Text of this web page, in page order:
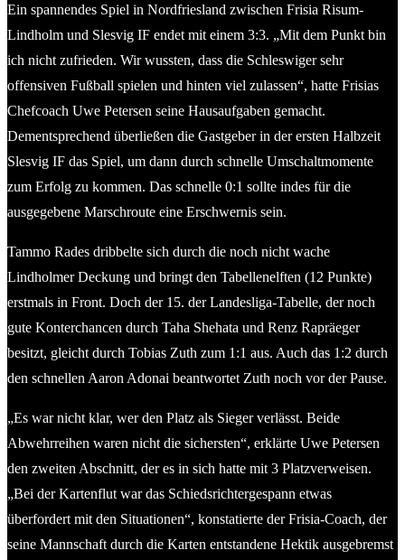
Ein spannendes Spiel in Nordfriesland zwischen Frisia Risum-
Lindholm und Slesvig IF endet mit einem 3:3. „Mit dem Punkt bin
ich nicht zufrieden. Wir wussten, dass die Schleswiger sehr
offensiven Fußball spielen und hinten viel zulassen“, hatte Frisias
Chefcoach Uwe Petersen seine Hausaufgaben gemacht.
Dementsprechend überließen die Gastgeber in der ersten Halbzeit
Slesvig IF das Spiel, um dann durch schnelle Umschaltmomente
zum Erfolg zu kommen. Das schnelle 0:1 sollte indes für die
ausgegebene Marschroute eine Erschwernis sein.
Tammo Rades dribbelte sich durch die noch nicht wache
Lindholmer Deckung und bringt den Tabellenelften (12 Punkte)
erstmals in Front. Doch der 15. der Landesliga-Tabelle, der noch
gute Konterchancen durch Taha Shehata und Renz Rapräeger
besitzt, gleicht durch Tobias Zuth zum 1:1 aus. Auch das 1:2 durch
den schnellen Aaron Adonai beantwortet Zuth noch vor der Pause.
„Es war nicht klar, wer den Platz als Sieger verlässt. Beide
Abwehrreihen waren nicht die sichersten“, erklärte Uwe Petersen
den zweiten Abschnitt, der es in sich hatte mit 3 Platzverweisen.
„Bei der Kartenflut war das Schiedsrichtergespann etwas
überfordert mit den Situationen“, konstatierte der Frisia-Coach, der
seine Mannschaft durch die Karten entstandene Hektik ausgebremst